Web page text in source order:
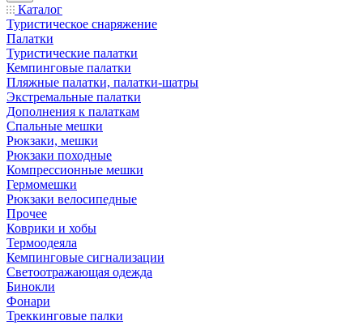
Каталог
Туристическое снаряжение
Палатки
Туристические палатки
Кемпинговые палатки
Пляжные палатки, палатки-шатры
Экстремальные палатки
Дополнения к палаткам
Спальные мешки
Рюкзаки, мешки
Рюкзаки походные
Компрессионные мешки
Гермомешки
Рюкзаки велосипедные
Прочее
Коврики и хобы
Термоодеяла
Кемпинговые сигнализации
Светоотражающая одежда
Бинокли
Фонари
Треккинговые палки